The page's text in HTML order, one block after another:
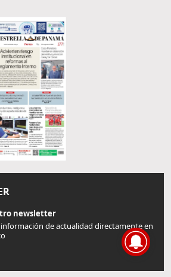
newsletter
de actualidad directamente en